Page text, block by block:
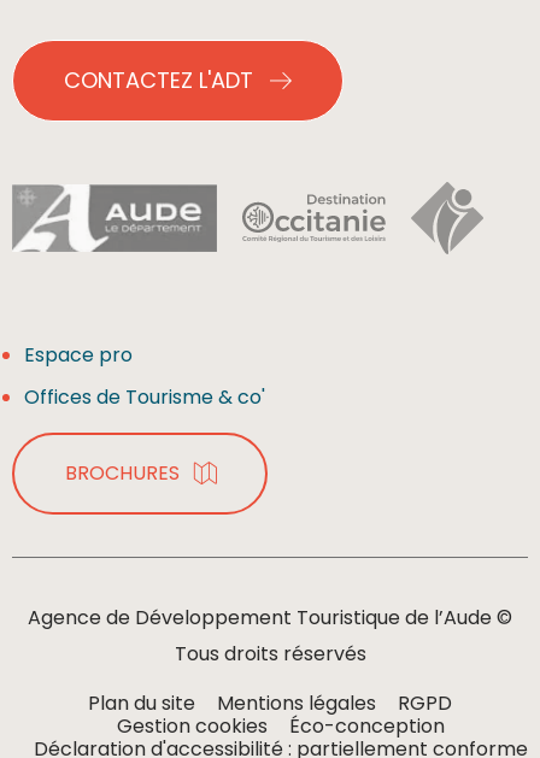
CONTACTEZ L'ADT
Espace pro
Offices de Tourisme & co'
BROCHURES
Agence de Développement Touristique de l’Aude ©
Tous droits réservés
Plan du site
Mentions légales
RGPD
Gestion cookies
Éco-conception
Déclaration d'accessibilité : partiellement conforme